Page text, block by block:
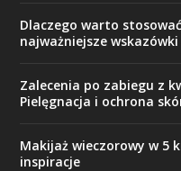
Dlaczego warto
najważniejsze wskazówki
Zalecenia po zabiegu z
Pielęgnacja i ochrona
Makijaż wieczorowy w 5
inspiracje